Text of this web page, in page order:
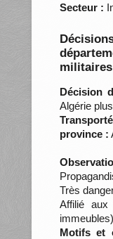
Secteur :
Décision
Algérie plus
province :
Très
Affilié
immeubles)
Motifs et